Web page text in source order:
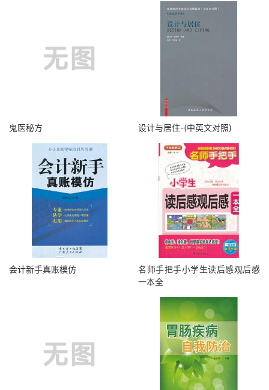
鬼医秘方 设计与居住-(中英文对照)
会计新手真账模仿
名师手把手小学生读后感观后感
一本全